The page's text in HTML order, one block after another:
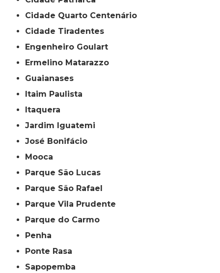
Cidade Quarto Centenário
Cidade Tiradentes
Engenheiro Goulart
Ermelino Matarazzo
Guaianases
Itaim Paulista
Itaquera
Jardim Iguatemi
José Bonifácio
Mooca
Parque São Lucas
Parque São Rafael
Parque Vila Prudente
Parque do Carmo
Penha
Ponte Rasa
Sapopemba